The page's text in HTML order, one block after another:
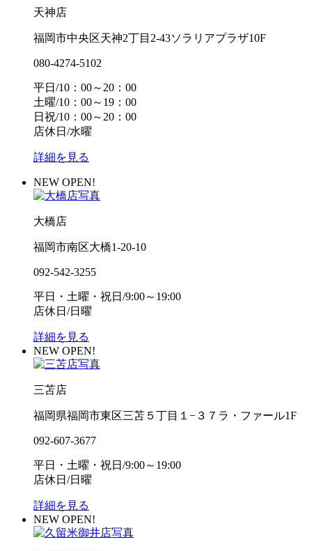
天神店
福岡市中央区天神2丁目2-43ソラリアプラザ10F
080-4274-5102
平日/10：00～20：00
土曜/10：00～19：00
日祝/10：00～20：00
店休日/水曜
詳細を見る
NEW OPEN!
大橋店
福岡市南区大橋1-20-10
092-542-3255
平日・土曜・祝日/9:00～19:00
店休日/日曜
詳細を見る
NEW OPEN!
三苫店
福岡県福岡市東区三苫５丁目１−３７ラ・ファール1F
092-607-3677
平日・土曜・祝日/9:00～19:00
店休日/日曜
詳細を見る
NEW OPEN!